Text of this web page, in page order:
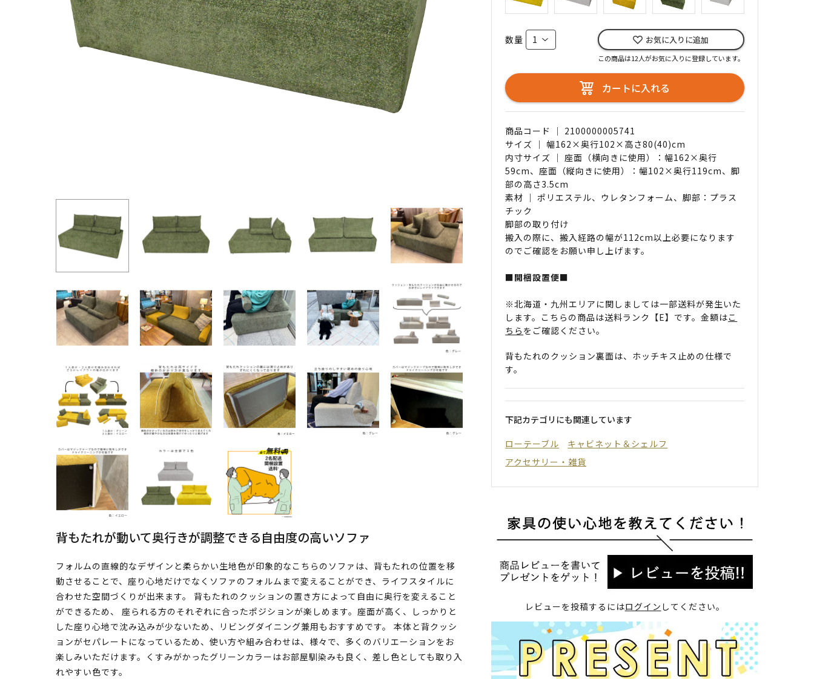
背もたれが動いて奥行きが調整できる自由度の高いソファ
フォルムの直線的なデザインと柔らかい生地色が印象的なこちらのソファは、背もたれの位置を移
動させることで、座り心地だけでなくソファのフォルムまで変えることができ、ライフスタイルに
合わせた空間づくりが出来ます。 背もたれのクッションの置き方によって自由に奥行を変えること
ができるため、 座られる方のそれぞれに合ったポジションが楽しめます。座面が高く、しっかりと
した座り心地で沈み込みが少ないため、リビングダイニング兼用もおすすめです。 本体と背クッシ
ョンがセパレートになっているため、使い方や組み合わせは、様々で、多くのバリエーションをお
楽しみいただけます。くすみがかったグリーンカラーはお部屋馴染みも良く、差し色としても取り入
れやすい色です。
数量 お気に入りに追加
この商品は12人がお気に入りに登録しています。
カートに入れる
商品コード ｜ 2100000005741
サイズ ｜ 幅162×奥行102×高さ80(40)cm
内寸サイズ ｜ 座面（横向きに使用）：幅162×奥行
59cm、座面（縦向きに使用）：幅102×奥行119cm、脚
部の高さ3.5cm
素材 ｜ ポリエステル、ウレタンフォーム、脚部：プラス
チック
脚部の取り付け
搬入の際に、搬入経路の幅が112cm以上必要になります
のでご確認をお願い申し上げます。
■開梱設置便■
※北海道・九州エリアに関しましては一部送料が発生いた
します。こちらの商品は送料ランク【E】です。金額はこ
ちら をご確認ください。
背もたれのクッション裏面は、ホッチキス止めの仕様で
す。
下記カテゴリにも関連しています
ローテーブル
キャビネット＆シェルフ
アクセサリー・雑貨
レビューを投稿するにはログイン してください。